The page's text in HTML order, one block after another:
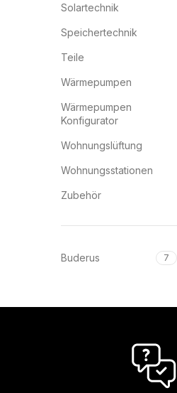
Solartechnik
Speichertechnik
Teile
Wärmepumpen
Wärmepumpen
Konfigurator
Wohnungslüftung
Wohnungsstationen
Zubehör
Buderus 7